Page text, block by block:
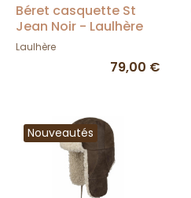
Béret casquette St
Jean Noir - Laulhère
Laulhère
79,00 €
Nouveautés